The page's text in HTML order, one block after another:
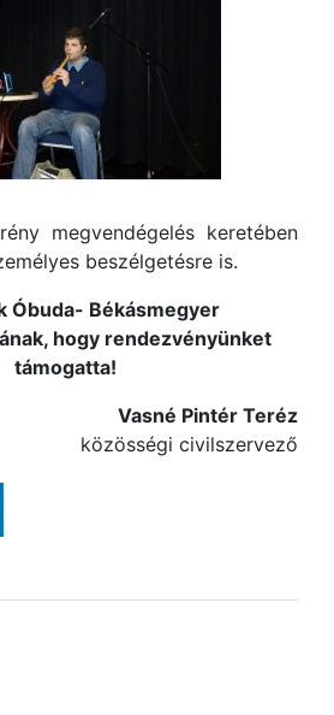
megvendégelés keretében
beszélgetésre is.
Óbuda- Békásmegyer
hogy rendezvényünket
támogatta!
Vasné Pintér Teréz
közösségi civilszervező